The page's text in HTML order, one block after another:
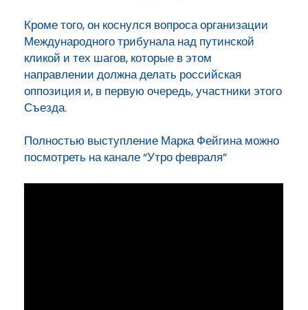
Кроме того, он коснулся вопроса организации
Международного трибунала над путинской
кликой и тех шагов, которые в этом
направлении должна делать российская
оппозиция и, в первую очередь, участники этого
Съезда.
Полностью выступление Марка Фейгина можно
посмотреть на канале “Утро февраля”